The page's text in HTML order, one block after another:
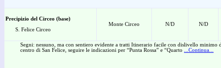
Precipizio del Circeo (base)
S. Felice Circeo
Monte Circeo N/D N/D
Segni: nessuno, ma con sentiero evidente a tratti Itinerario facile con dislivello minimo
centro di San Felice, seguire le indicazioni per “Punta Rossa” e “Quarto
...Continua...